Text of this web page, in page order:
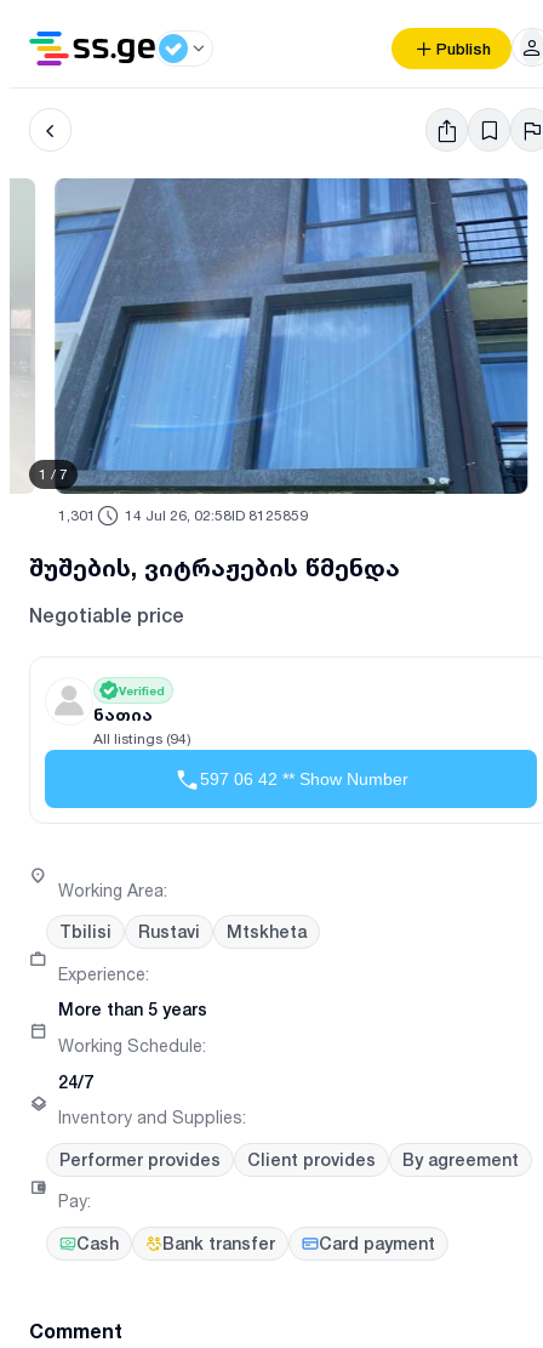
Publish
1 / 7
1,301 14 Jul 26, 02:58ID 8125859
შუშების, ვიტრაჟების წმენდა
Negotiable price
Verified
ნათია
All listings (94)
597 06 42 ** Show Number
Working Area:
Tbilisi Rustavi Mtskheta
Experience:
More than 5 years
Working Schedule:
24/7
Inventory and Supplies:
Performer provides Client provides By agreement
Pay:
Cash Bank transfer Card payment
Comment